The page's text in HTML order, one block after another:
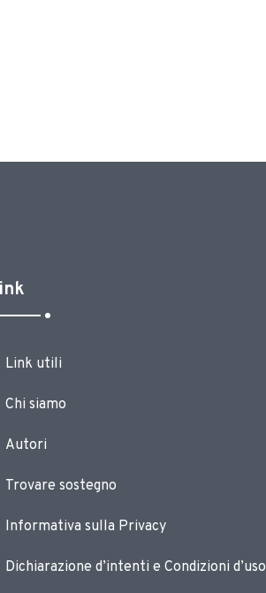
Link utili
Chi siamo
Autori
Trovare sostegno
Informativa sulla Privacy
Dichiarazione d’intenti e Condizioni d’uso